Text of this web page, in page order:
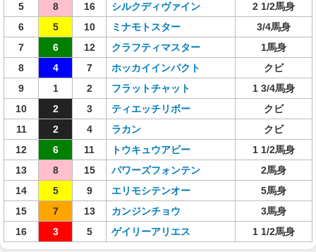
5
8 16 シルクディヴァイン
2 1/2馬身
6
5 10 ミナモトスター
3/4馬身
7
6 12 クラフティマスター
1馬身
8
4 7 ホッカイインパクト
クビ
9
1 2 フラットチャット
1 3/4馬身
10
2 3 ティエッチリボー
クビ
11
2 4 ラカン
クビ
12
6 11 トウキュウアビー
1 1/2馬身
13
8 15 パワーズフォンテン
2馬身
14
5 9 エリモシテンオー
5馬身
15
7 13 カンジンチョウ
3馬身
16
3 5 ゲイリーアリエス 1 1/2馬身